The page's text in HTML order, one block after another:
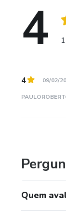
Vamos
4
4 09/02/
Quem